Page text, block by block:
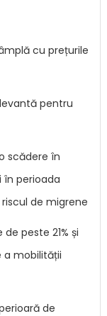
cu prețurile
pentru
scădere în
în perioada
de migrene
peste 21% și
a mobilității
de